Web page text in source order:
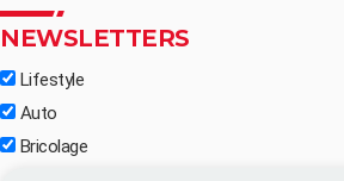
NEWSLETTERS
Lifestyle
Auto
Bricolage